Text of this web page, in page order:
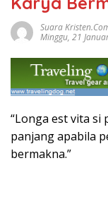
Suara
Minggu, 21
“Longa est vita si
panjang apabila
bermakna.”